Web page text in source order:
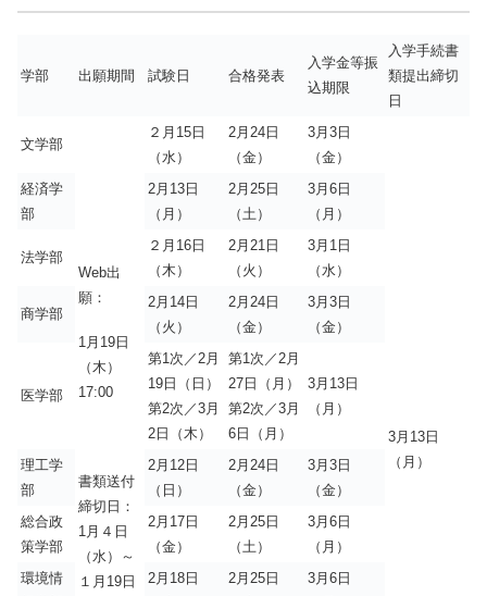
学部 出願期間 試験日 合格発表
入学金等振
込期限
入学手続書
類提出締切
日
文学部
Web出
願：
1月19日
（木）
17:00
書類送付
締切日：
1月４日
（水）～
１月19日
２月15日
（水）
2月24日
（金）
3月3日
（金）
3月13日
（月）
経済学
部
2月13日
（月）
2月25日
（土）
3月6日
（月）
法学部
２月16日
（木）
2月21日
（火）
3月1日
（水）
商学部
2月14日
（火）
2月24日
（金）
3月3日
（金）
医学部
第1次／2月
19日（日）
第2次／3月
2日（木）
第1次／2月
27日（月）
第2次／3月
6日（月）
3月13日
（月）
理工学
部
2月12日
（日）
2月24日
（金）
3月3日
（金）
総合政
策学部
2月17日
（金）
2月25日
（土）
3月6日
（月）
環境情
2月18日
2月25日
3月6日